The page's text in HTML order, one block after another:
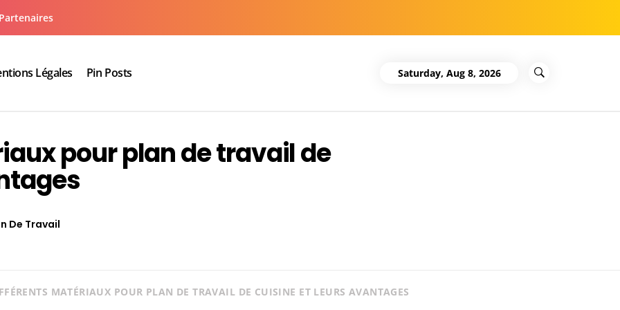
Partenaires
Légales Pin Posts Saturday, Aug 8, 2026
pour plan de travail de
De Travail
MATÉRIAUX POUR PLAN DE TRAVAIL DE CUISINE ET LEURS AVANTAGES